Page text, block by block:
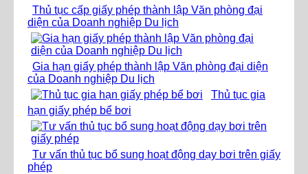
Thủ tục cấp giấy phép thành lập Văn phòng đại
diện của Doanh nghiệp Du lịch
Gia hạn giấy phép thành lập Văn phòng đại diện
của Doanh nghiệp Du lịch
Thủ tục gia
hạn giấy phép bể bơi
Tư vấn thủ tục bổ sung hoạt động dạy bơi trên giấy
phép